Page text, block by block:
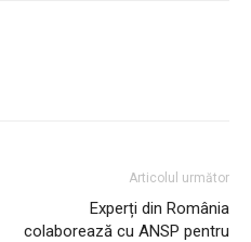
Articolul următor
Experți din România
colaborează cu ANSP pentru